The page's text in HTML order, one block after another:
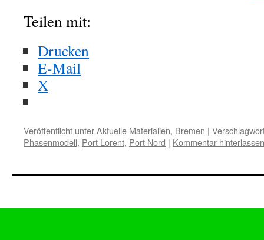
Teilen mit:
Drucken
E-Mail
X
Veröffentlicht unterAktuelle Materialien, Bremen |
Phasenmodell, Port Lorent, Port Nord | Kommentar hinterlassen